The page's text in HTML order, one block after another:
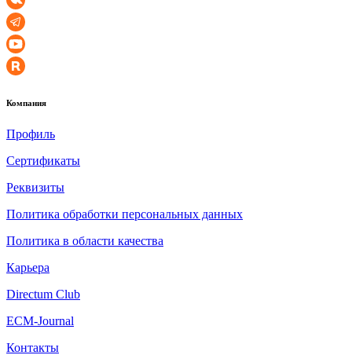
Компания
Профиль
Сертификаты
Реквизиты
Политика обработки персональных данных
Политика в области качества
Карьера
Directum Club
ECM-Journal
Контакты